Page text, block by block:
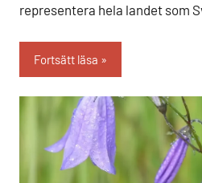
representera hela landet som
Fortsätt läsa